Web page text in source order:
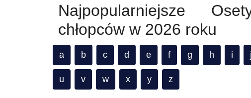
Najpopularniejsze
chłopców w 2026 roku
a b c d e f g h i j
u v w x y z